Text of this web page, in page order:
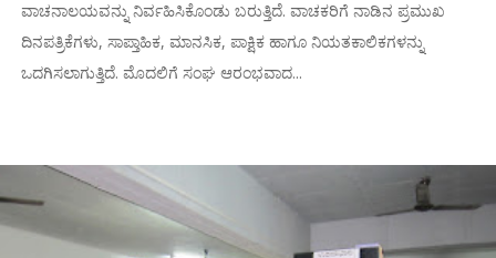
ವಾಚನಾಲಯವನ್ನು ನಿರ್ವಹಿಸಿಕೊಂಡು ಬರುತ್ತಿದೆ. ವಾಚಕರಿಗೆ ನಾಡಿನ ಪ್ರಮುಖ
ದಿನಪತ್ರಿಕೆಗಳು, ಸಾಪ್ತಾಹಿಕ, ಮಾನಸಿಕ, ಪಾಕ್ಷಿಕ ಹಾಗೂ ನಿಯತಕಾಲಿಕಗಳನ್ನು
ಒದಗಿಸಲಾಗುತ್ತಿದೆ. ಮೊದಲಿಗೆ ಸಂಘ ಆರಂಭವಾದ...